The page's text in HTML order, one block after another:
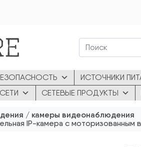
ИСТОЧНИКИ
СЕТЕВЫЕ ПРОДУКТЫ
/ камеры видеонаблюдения
IP-камера с моторизованным